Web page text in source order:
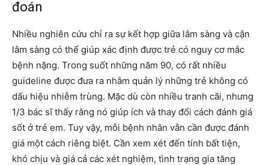
đoán
Nhiều nghiên cứu chỉ ra sự kết hợp giữa lâm sàng và cận
lâm sàng có thể giúp xác định được trẻ có nguy cơ mắc
bệnh nặng. Trong suốt những năm 90, có rất nhiều
guideline được đưa ra nhằm quản lý những trẻ không có
dấu hiệu nhiễm trùng. Mặc dù còn nhiều tranh cãi, nhưng
1/3 bác sĩ thấy rằng nó giúp ích và thay đổi cách đánh giá
sốt ở trẻ em. Tuy vậy, mỗi bệnh nhân vẫn cần được đánh
giá một cách riêng biệt. Cần xem xét đến tính bất tiện,
khó chịu và giá cả các xét nghiệm, tình trạng gia tăng